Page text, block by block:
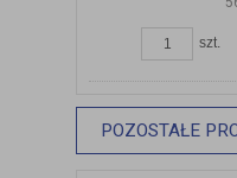
szt.
POZOSTAŁE